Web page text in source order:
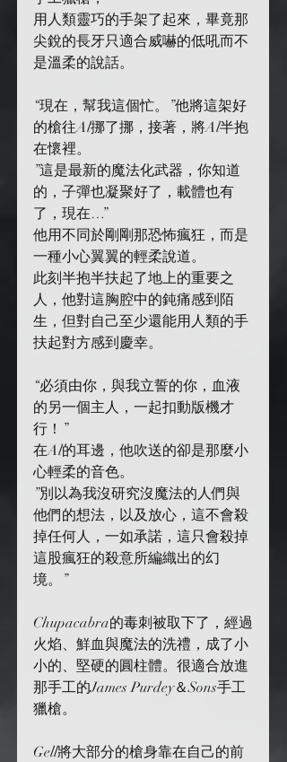
用人類靈巧的手架了起來，畢竟那
尖銳的長牙只適合威嚇的低吼而不
是溫柔的說話。
“現在，幫我這個忙。”他將這架好
的槍往Al挪了挪，接著，將Al半抱
在懷裡。
”這是最新的魔法化武器，你知道
的，子彈也凝聚好了，載體也有
了，現在…”
他用不同於剛剛那恐怖瘋狂，而是
一種小心翼翼的輕柔說道。
此刻半抱半扶起了地上的重要之
人，他對這胸腔中的鈍痛感到陌
生，但對自己至少還能用人類的手
扶起對方感到慶幸。
“必須由你，與我立誓的你，血液
的另一個主人，一起扣動版機才
行！”
在Al的耳邊，他吹送的卻是那麼小
心輕柔的音色。
”別以為我沒研究沒魔法的人們與
他們的想法，以及放心，這不會殺
掉任何人，一如承諾，這只會殺掉
這股瘋狂的殺意所編織出的幻
境。”
Chupacabra的毒刺被取下了，經過
火焰、鮮血與魔法的洗禮，成了小
小的、堅硬的圓柱體。很適合放進
那手工的James Purdey＆Sons手工
獵槍。
Gell將大部分的槍身靠在自己的前